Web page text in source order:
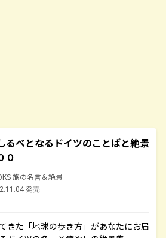
るべとなるドイツのことばと絶景
０
旅の名言＆絶景
発売
きた「地球の歩き方」があなたにお届